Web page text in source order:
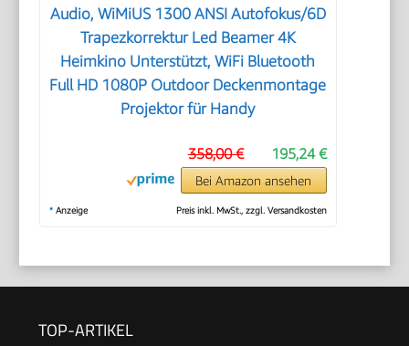
Audio, WiMiUS 1300 ANSI Autofokus/6D
Trapezkorrektur Led Beamer 4K
Heimkino Unterstützt, WiFi Bluetooth
Full HD 1080P Outdoor Deckenmontage
Projektor für Handy
195,24 €
358,00 €
Bei Amazon ansehen
* Anzeige Preis inkl. MwSt., zzgl. Versandkosten
TOP-ARTIKEL